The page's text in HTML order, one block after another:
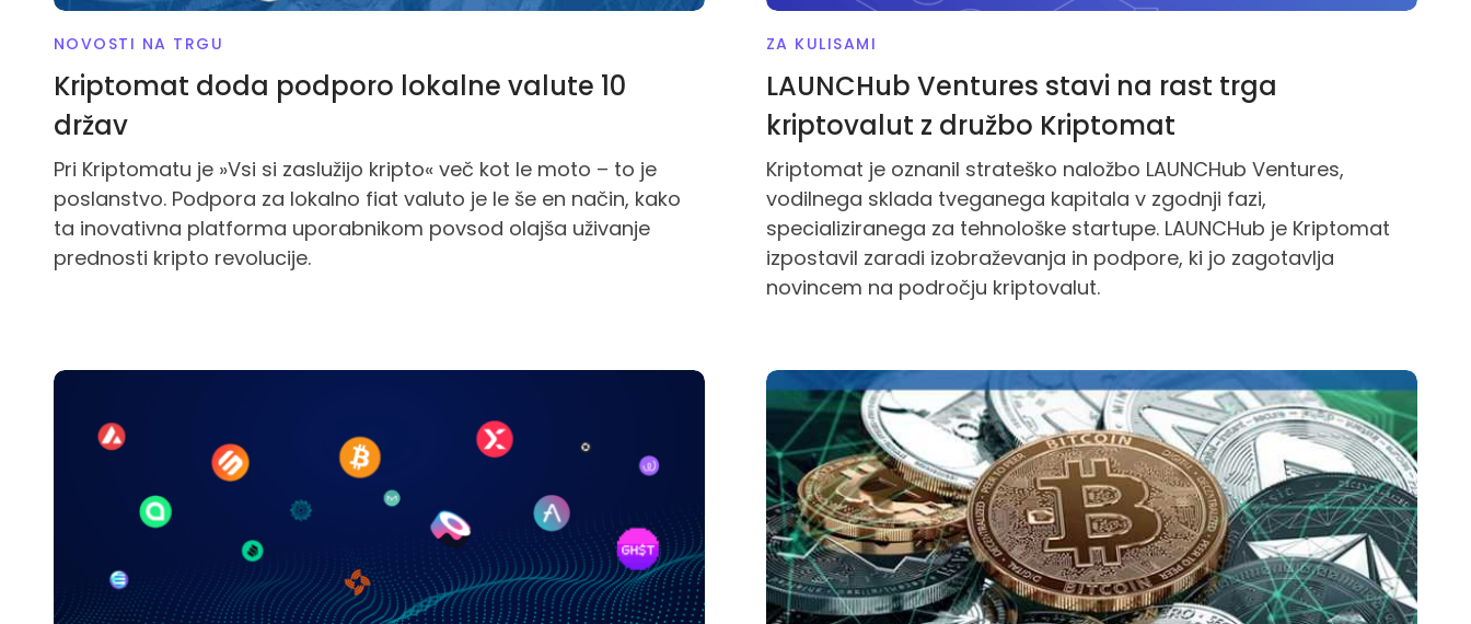
NOVOSTI NA TRGU
Kriptomat doda podporo lokalne valute 10
držav
Pri Kriptomatu je »Vsi si zaslužijo kripto« več kot le moto – to je
poslanstvo. Podpora za lokalno fiat valuto je le še en način, kako
ta inovativna platforma uporabnikom povsod olajša uživanje
prednosti kripto revolucije.
ZA KULISAMI
LAUNCHub Ventures stavi na rast trga
kriptovalut z družbo Kriptomat
Kriptomat je oznanil strateško naložbo LAUNCHub Ventures,
vodilnega sklada tveganega kapitala v zgodnji fazi,
specializiranega za tehnološke startupe. LAUNCHub je Kriptomat
izpostavil zaradi izobraževanja in podpore, ki jo zagotavlja
novincem na področju kriptovalut.
Program ambasadorjev